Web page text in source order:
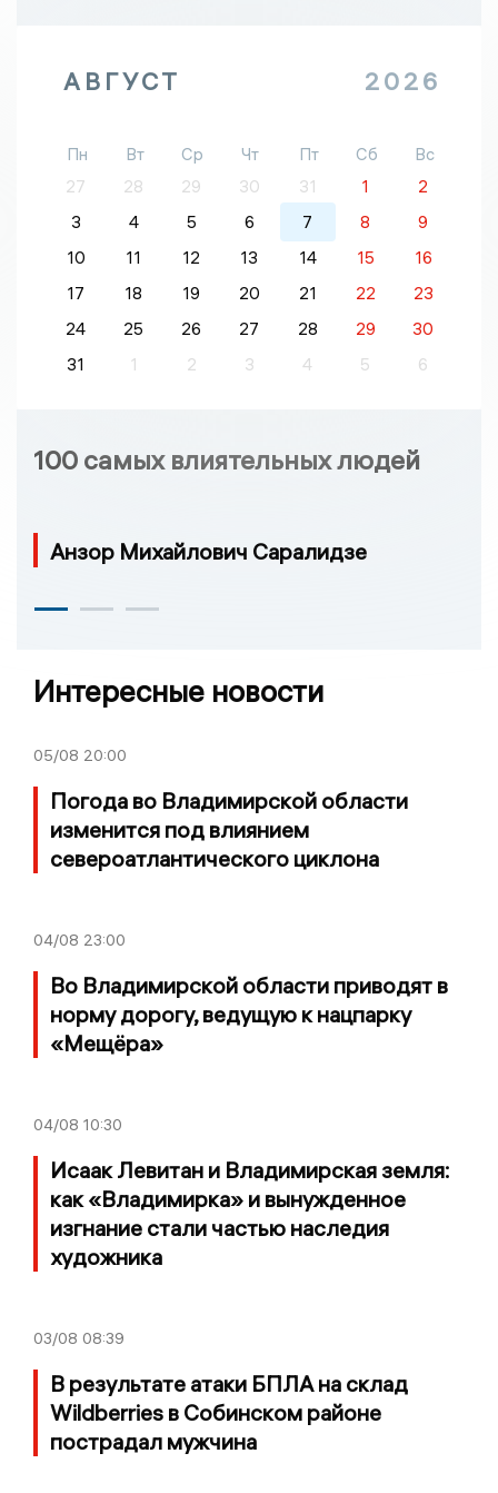
АВГУСТ 2026
Пн Вт Ср Чт Пт Сб
Вс
27
28 29 30 31 1
2
3
4 5 6 7 8
9
10
11 12 13 14 15
16
17
18 19 20 21 22
23
24
25 26 27 28 29
30
31
1 2 3 4 5 6
100 самых влиятельных людей
Анзор Михайлович Саралидзе
Интересные новости
05/08 20:00
Погода во Владимирской области
изменится под влиянием
североатлантического циклона
04/08 23:00
Во Владимирской области приводят в
норму дорогу, ведущую к нацпарку
«Мещёра»
04/08 10:30
Исаак Левитан и Владимирская земля:
как «Владимирка» и вынужденное
изгнание стали частью наследия
художника
03/08 08:39
В результате атаки БПЛА на склад
Wildberries в Собинском районе
пострадал мужчина